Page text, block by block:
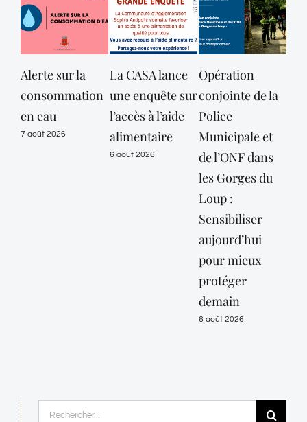
Alerte sur la
consommation
en eau
7 août 2026
La CASA lance
une enquête sur
l’accès à l’aide
alimentaire
6 août 2026
Opération
conjointe de la
Police
Municipale et
de l’ONF dans
les Gorges du
Loup :
Sensibiliser
aujourd’hui
pour mieux
protéger
demain
6 août 2026